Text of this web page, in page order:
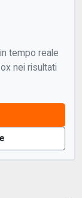
tempo reale
nei risultati